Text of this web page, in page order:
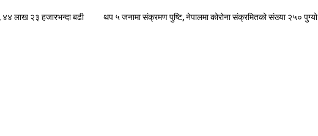
४४ लाख २३ हजारभन्दा बढी
थप ५ जनामा संक्रमण पुष्टि, नेपालमा कोरोना संक्रमितको संख्या २५० पुग्यो